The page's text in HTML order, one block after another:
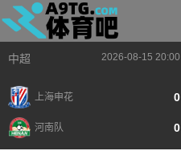
中超 2026-08-15 20:00
上海申花 0
河南队 0